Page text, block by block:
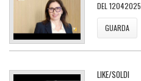
DEL 12042025
GUARDA
LIKE/SOLDI